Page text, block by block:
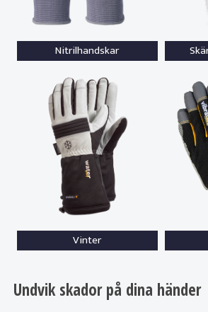
Nitrilhandskar
Vinter
Undvik skador på dina händer